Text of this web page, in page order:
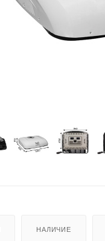
НАЛИЧИЕ